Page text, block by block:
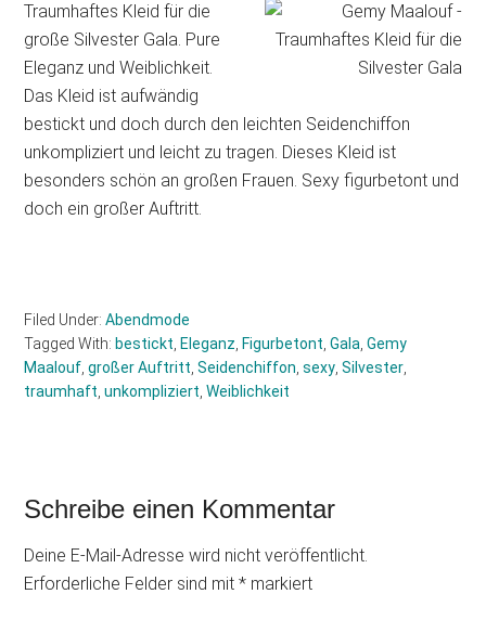
Traumhaftes Kleid für die
große Silvester Gala. Pure
Eleganz und Weiblichkeit.
Das Kleid ist aufwändig
bestickt und doch durch den leichten Seidenchiffon
unkompliziert und leicht zu tragen. Dieses Kleid ist
besonders schön an großen Frauen. Sexy figurbetont und
doch ein großer Auftritt.
Filed Under:Abendmode
Tagged With: bestickt Eleganz Figurbetont ,Gala ,Gemy
Maalouf ,großer Auftritt ,Seidenchiffon ,sexy ,Silvester
traumhaft ,unkompliziert ,Weiblichkeit
Reader
Interactions
Schreibe einen Kommentar
Deine E-Mail-Adresse wird nicht veröffentlicht.
Erforderliche Felder sind mit* markiert